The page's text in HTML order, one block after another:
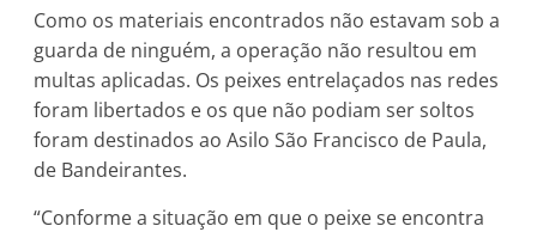
Como os materiais encontrados não estavam sob a
guarda de ninguém, a operação não resultou em
multas aplicadas. Os peixes entrelaçados nas redes
foram libertados e os que não podiam ser soltos
foram destinados ao Asilo São Francisco de Paula,
de Bandeirantes.
“Conforme a situação em que o peixe se encontra